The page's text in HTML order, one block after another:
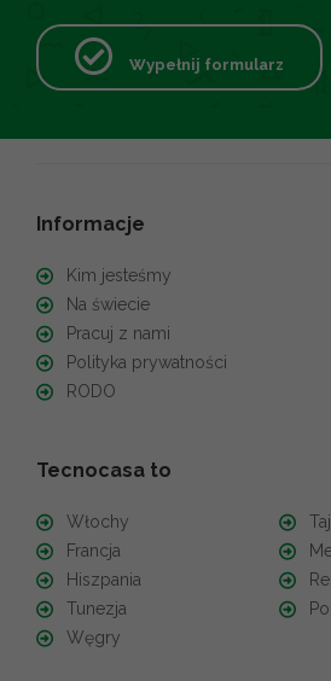
Wypełnij formularz
Informacje
Kim jesteśmy
Na świecie
Pracuj z nami
Polityka prywatności
RODO
Tecnocasa to
Włochy
Francja
Hiszpania
Tunezja
Węgry